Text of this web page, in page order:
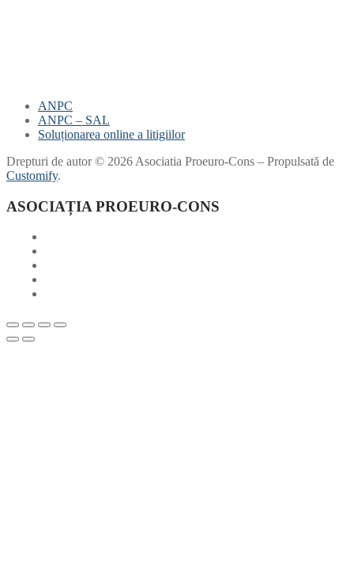
ANPC
ANPC – SAL
Soluționarea online a litigiilor
Drepturi de autor © 2026 Asociatia Proeuro-Cons – Propulsată de
Customify.
ASOCIAȚIA PROEURO-CONS